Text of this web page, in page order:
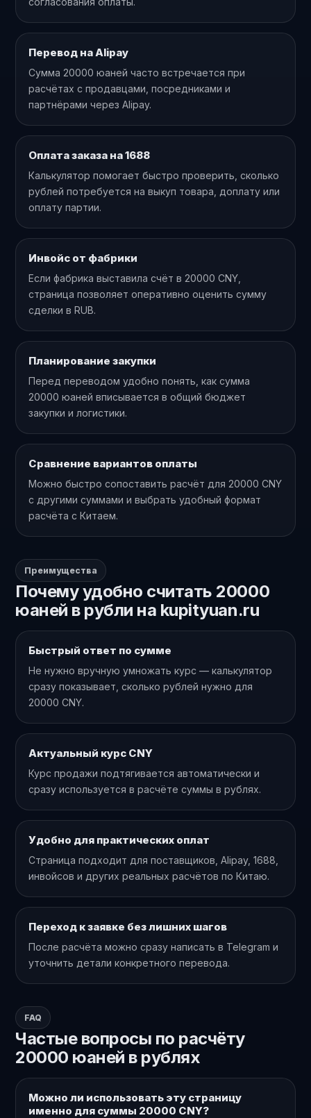
Перевод на Alipay
Сумма 20000 юаней часто встречается при
расчётах с продавцами, посредниками и
партнёрами через Alipay.
Оплата заказа на 1688
Калькулятор помогает быстро проверить, сколько
рублей потребуется на выкуп товара, доплату или
оплату партии.
Инвойс от фабрики
Если фабрика выставила счёт в 20000 CNY,
страница позволяет оперативно оценить сумму
сделки в RUB.
Планирование закупки
Перед переводом удобно понять, как сумма
20000 юаней вписывается в общий бюджет
закупки и логистики.
Сравнение вариантов оплаты
Можно быстро сопоставить расчёт для 20000 CNY
с другими суммами и выбрать удобный формат
расчёта с Китаем.
Преимущества
Почему удобно считать 20000
юаней в рубли на kupityuan.ru
Быстрый ответ по сумме
Не нужно вручную умножать курс — калькулятор
сразу показывает, сколько рублей нужно для
20000 CNY.
Актуальный курс CNY
Курс продажи подтягивается автоматически и
сразу используется в расчёте суммы в рублях.
Удобно для практических оплат
Страница подходит для поставщиков, Alipay, 1688,
инвойсов и других реальных расчётов по Китаю.
Переход к заявке без лишних шагов
После расчёта можно сразу написать в Telegram и
уточнить детали конкретного перевода.
FAQ
Частые вопросы по расчёту
20000 юаней в рублях
Можно ли использовать эту страницу
именно для суммы 20000 CNY?